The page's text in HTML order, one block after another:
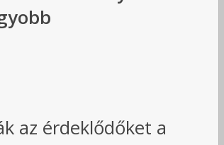
az érdeklődőket a